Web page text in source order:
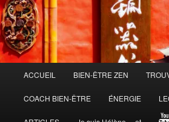
principal
ACCUEIL BIEN-ÊTRE ZEN
COACH BIEN-ÊTRE ÉNERGIE